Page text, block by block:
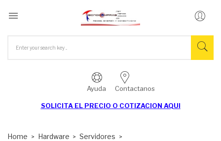

Ayuda Contactanos
SOLICITA EL PRECIO O COTIZACION AQUI
Home Hardware
Servidores